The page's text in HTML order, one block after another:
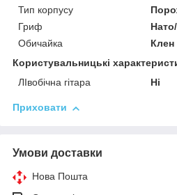
Тип корпусу
Гриф
Обичайка
Клен
Користувальницькі
ЛІвобічна гітара
Ні
Приховати
Умови доставки
Нова Пошта